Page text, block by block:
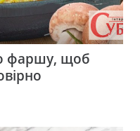
фаршу, щоб